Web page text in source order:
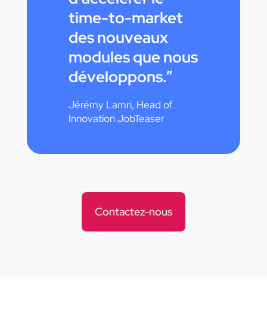
time-to-market
des nouveaux
modules que nous
développons.”
Jérémy Lamri, Head of
Innovation JobTeaser
Contactez-nous